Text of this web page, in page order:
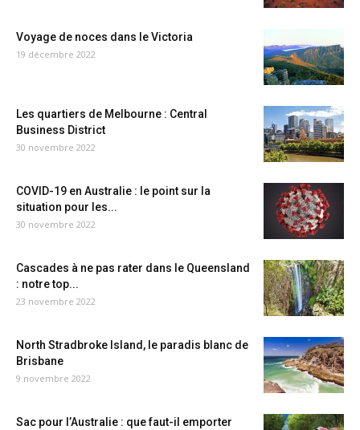
Voyage de noces dans le Victoria
19 décembre 2022
Les quartiers de Melbourne : Central
Business District
30 novembre 2022
COVID-19 en Australie : le point sur la
situation pour les...
30 novembre 2022
Cascades à ne pas rater dans le Queensland
: notre top...
23 novembre 2022
North Stradbroke Island, le paradis blanc de
Brisbane
9 novembre 2022
Sac pour l’Australie : que faut-il emporter